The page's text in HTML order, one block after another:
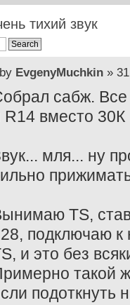
тихий звук
by EvgenyMuchkin» 31
сабж.
R14 вместо 30К
мля... ну
TS,
подключаю к
и это без
такой
подоткнуть